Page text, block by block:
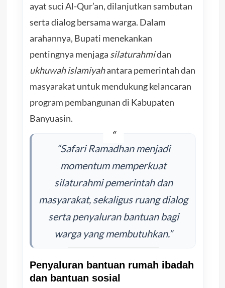
ayat suci Al-Qur’an, dilanjutkan sambutan
serta dialog bersama warga. Dalam
arahannya, Bupati menekankan
pentingnya menjaga silaturahmidan
ukhuwah islamiyahantara pemerintah dan
masyarakat untuk mendukung kelancaran
program pembangunan di Kabupaten
Banyuasin.
“Safari Ramadhan menjadi
momentum memperkuat
silaturahmi pemerintah dan
masyarakat, sekaligus ruang dialog
serta penyaluran bantuan bagi
warga yang membutuhkan.”
Penyaluran bantuan rumah ibadah
dan bantuan sosial